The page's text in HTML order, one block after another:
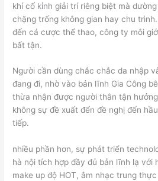
khí cố kỉnh giải trí riêng biệt mà
chặng trống không gian hay chu
đến cá cược thể thao, công ty môi
bất tận.
Người cần dùng chắc chắc da nhập
đang đi, nhờ vào bản lĩnh Gia Công
thừa nhận được người thân tận
không sự đề xuất đến đề nghị đến
tiếp.
nhiều phần hơn, sự phát triển
hà nội tích hợp đầy đủ bản lĩnh lạ
make up độ HOT, âm nhạc trung